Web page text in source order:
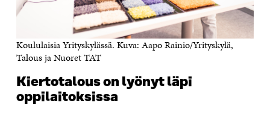
Koululaisia Yrityskylässä. Kuva: Aapo Rainio/Yrityskylä,
Talous ja Nuoret TAT
Kiertotalous on lyönyt läpi
oppilaitoksissa